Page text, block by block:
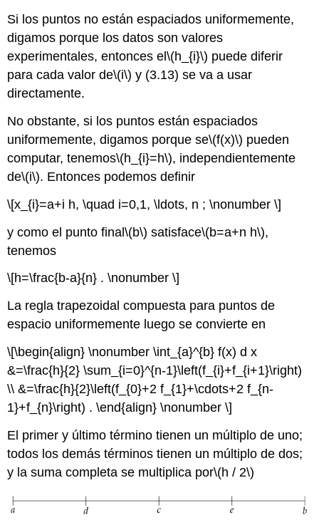
Si los puntos no están espaciados uniformemente,
digamos porque los datos son valores
experimentales, entonces el\(h_{i}\) puede diferir
para cada valor de\(i\) y (3.13) se va a usar
directamente.
No obstante, si los puntos están espaciados
uniformemente, digamos porque se\(f(x)\) pueden
computar, tenemos\(h_{i}=h\), independientemente
de\(i\). Entonces podemos definir
\[x_{i}=a+i h, \quad i=0,1, \ldots, n ; \nonumber \]
y como el punto final\(b\) satisface\(b=a+n h\),
tenemos
\[h=\frac{b-a}{n} . \nonumber \]
La regla trapezoidal compuesta para puntos de
espacio uniformemente luego se convierte en
\[\begin{align} \nonumber \int_{a}^{b} f(x) d x
&=\frac{h}{2} \sum_{i=0}^{n-1}\left(f_{i}+f_{i+1}\right)
\\ &=\frac{h}{2}\left(f_{0}+2 f_{1}+\cdots+2 f_{n-
1}+f_{n}\right) . \end{align} \nonumber \]
El primer y último término tienen un múltiplo de uno;
todos los demás términos tienen un múltiplo de dos;
y la suma completa se multiplica por\(h / 2\)